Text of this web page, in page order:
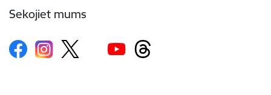
Sekojiet mums